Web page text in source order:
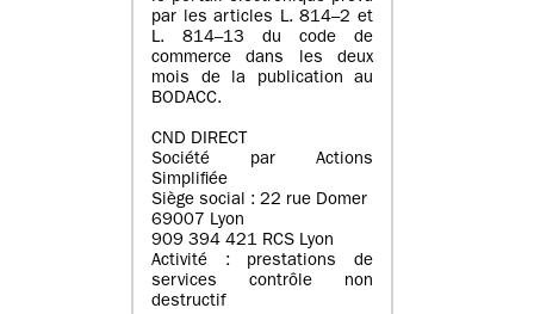
par les articles L. 814–2 et
L. 814–13 du code de
commerce dans les deux
mois de la publication au
BODACC.
CND DIRECT
Société par Actions
Simplifiée
Siège social : 22 rue Domer
69007 Lyon
909 394 421 RCS Lyon
Activité : prestations de
services contrôle non
destructif